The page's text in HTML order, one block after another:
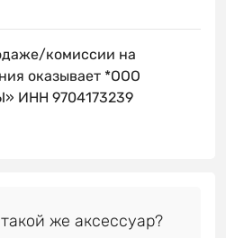
комиссии на
оказывает *ООО
ИНН 9704173239